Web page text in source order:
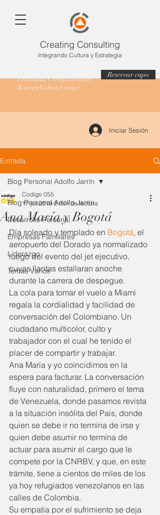
Creating Consulting
Integrando Cultura y Estrategia
Próximas Certificaciones
Barrett Values Center
Reservar cupo
Iniciar Sesión
Entrada
Blog Personal Adolfo Jarrín
Desarrollo Personal
Empresas Familiares
Liderazgo
Temas Varios
Blog Personal Adolfo Jarrín
Ana María y Bogotá
Codigo 055
17 jul 2019 2 min de lectura
Día soleado y templado en Bogotá, el
aeropuerto del Dorado ya normalizado
luego del evento del jet ejecutivo,
cuyas llantas estallaran anoche
durante la carrera de despegue.
La cola para tomar el vuelo a Miami
regala la cordialidad y facilidad de
conversación del Colombiano. Un
ciudadano multicolor, culto y
trabajador con el cual he tenido el
placer de compartir y trabajar.
Ana María y yo coincidimos en la
espera para facturar. La conversación
fluye con naturalidad, primero el tema
de Venezuela, donde pasamos revista
a la situación insólita del Pais, donde
quien se debe ir no termina de irse y
quien debe asumir no termina de
actuar para asumir el cargo que le
compete por la CNRBV, y que, en este
trámite, tiene a cientos de miles de los
ya hoy refugiados venezolanos en las
calles de Colombia.
Su empatia por el sufrimiento se deja